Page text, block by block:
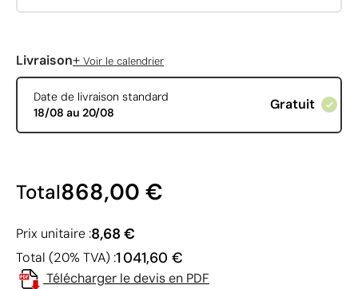
Livraison+ Voir le calendrier
Date de livraison standard
18/08 au 20/08
Gratuit
Total868,00 €
Prix unitaire :8,68 €
Total (20% TVA) :1 041,60 €
Télécharger le devis en PDF